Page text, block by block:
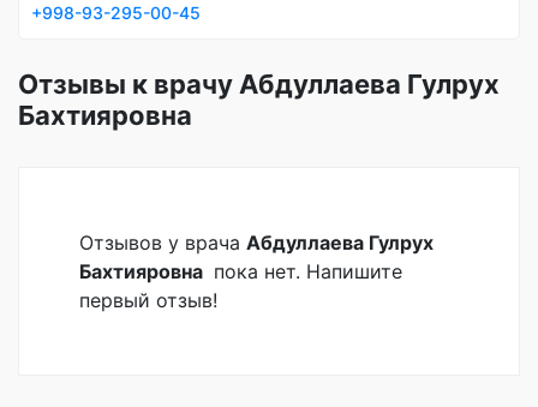
+998-93-295-00-45
Отзывы к врачу Абдуллаева Гулрух
Бахтияровна
Отзывов у врача Абдуллаева Гулрух
Бахтияровна пока нет. Напишите
первый отзыв!